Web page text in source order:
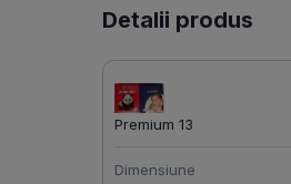
Detalii produs
Premium 13
Dimensiune